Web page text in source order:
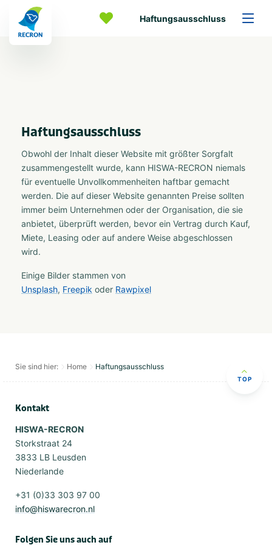
Haftungsausschluss
Haftungsausschluss
Obwohl der Inhalt dieser Website mit größter Sorgfalt
zusammengestellt wurde, kann HISWA-RECRON niemals
für eventuelle Unvollkommenheiten haftbar gemacht
werden. Die auf dieser Website genannten Preise sollten
immer beim Unternehmen oder der Organisation, die sie
anbietet, überprüft werden, bevor ein Vertrag durch Kauf,
Miete, Leasing oder auf andere Weise abgeschlossen
wird.
Einige Bilder stammen von
Unsplash, Freepik oder Rawpixel
Sie sind hier: Home Haftungsausschluss
TOP
Kontakt
HISWA-RECRON
Storkstraat 24
3833 LB Leusden
Niederlande
+31 (0)33 303 97 00
info@hiswarecron.nl
Folgen Sie uns auch auf